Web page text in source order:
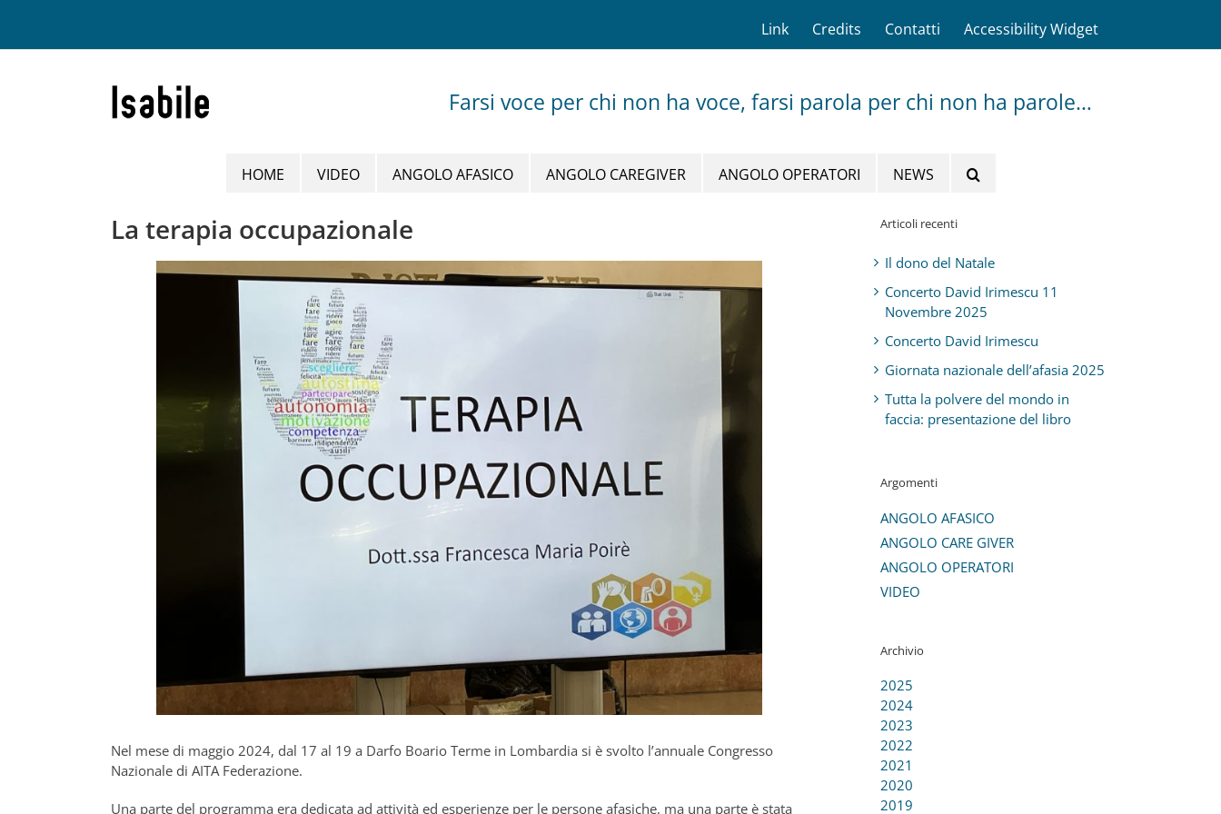
contenuto
Link Credits Contatti Accessibility Widget
Farsi voce per chi non ha voce, farsi parola per chi non ha parole…
HOME VIDEO ANGOLO AFASICO ANGOLO CAREGIVER ANGOLO OPERATORI NEWS
La terapia occupazionale
Nel mese di maggio 2024, dal 17 al 19 a Darfo Boario Terme in Lombardia si è svolto l’annuale Congresso
Nazionale di AITA Federazione.
Una parte del programma era dedicata ad attività ed esperienze per le persone afasiche, ma una parte è stata
Articoli recenti
Il dono del Natale
Concerto David Irimescu 11
Novembre 2025
Concerto David Irimescu
Giornata nazionale dell’afasia 2025
Tutta la polvere del mondo in
faccia: presentazione del libro
Argomenti
ANGOLO AFASICO
ANGOLO CARE GIVER
ANGOLO OPERATORI
VIDEO
Archivio
2025
2024
2023
2022
2021
2020
2019